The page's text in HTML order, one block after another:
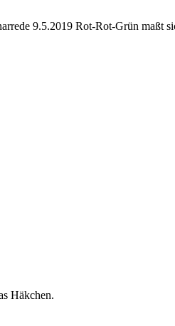
9.5.2019 Rot-Rot-Grün maßt
Häkchen.